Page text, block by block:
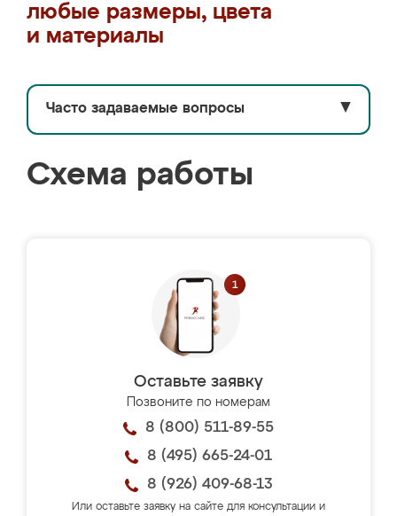
любые размеры, цвета
и материалы
Часто задаваемые вопросы ▼
Схема работы
Оставьте заявку
Позвоните по номерам
8 (800) 511-89-55
8 (495) 665-24-01
8 (926) 409-68-13
Или оставьте заявку на сайте для консультации и